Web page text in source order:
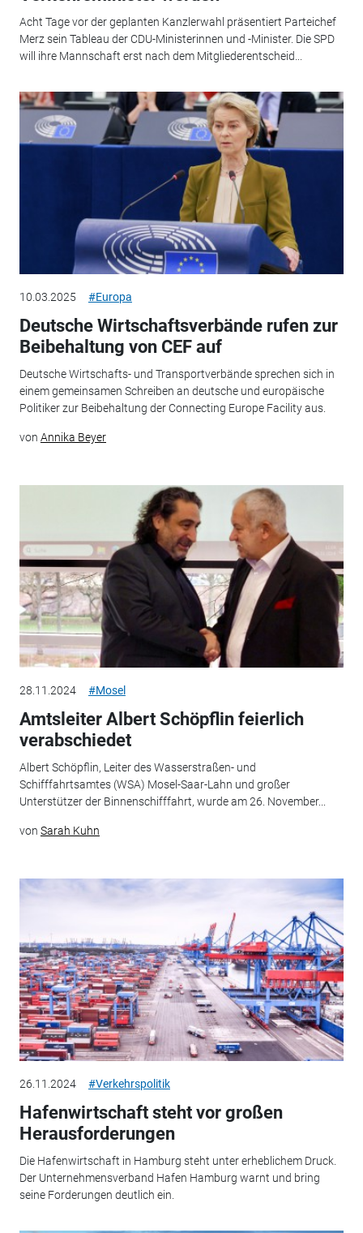
Acht Tage vor der geplanten Kanzlerwahl präsentiert Parteichef
Merz sein Tableau der CDU-Ministerinnen und -Minister. Die SPD
will ihre Mannschaft erst nach dem Mitgliederentscheid...
10.03.2025 #Europa
Deutsche Wirtschaftsverbände rufen zur
Beibehaltung von CEF auf
Deutsche Wirtschafts- und Transportverbände sprechen sich in
einem gemeinsamen Schreiben an deutsche und europäische
Politiker zur Beibehaltung der Connecting Europe Facility aus.
von Annika Beyer
28.11.2024 #Mosel
Amtsleiter Albert Schöpflin feierlich
verabschiedet
Albert Schöpflin, Leiter des Wasserstraßen- und
Schifffahrtsamtes (WSA) Mosel-Saar-Lahn und großer
Unterstützer der Binnenschifffahrt, wurde am 26. November...
von Sarah Kuhn
26.11.2024 #Verkehrspolitik
Hafenwirtschaft steht vor großen
Herausforderungen
Die Hafenwirtschaft in Hamburg steht unter erheblichem Druck.
Der Unternehmensverband Hafen Hamburg warnt und bring
seine Forderungen deutlich ein.